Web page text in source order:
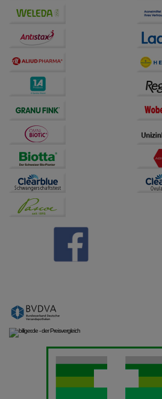
Bitte beachten Sie, dass Daten
Dritte wie z.B. Google oder
übertragen werden.